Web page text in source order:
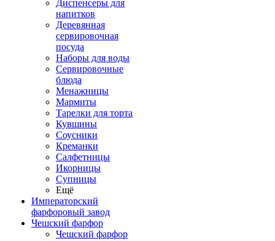
Диспенсеры для
напитков
Деревянная
сервировочная
посуда
Наборы для воды
Сервировочные
блюда
Менажницы
Мармиты
Тарелки для торта
Кувшины
Соусники
Креманки
Салфетницы
Икорницы
Супницы
Ещё
Императорский
фарфоровый завод
Чешский фарфор
Чешский фарфор